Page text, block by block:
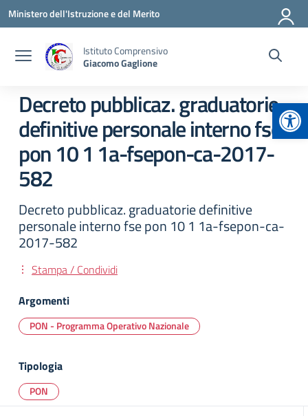
Vai ai contenuti
Vai al menu di navigazione
Vai al footer
Ministero dell'Istruzione e del Merito
Istituto Comprensivo
Giacomo Gaglione
Decreto pubblicaz. graduatorie
definitive personale interno fse
pon 10 1 1a-fsepon-ca-2017-
582
Decreto pubblicaz. graduatorie definitive
personale interno fse pon 10 1 1a-fsepon-ca-
2017-582
Stampa / Condividi
Argomenti
PON - Programma Operativo Nazionale
Tipologia
PON